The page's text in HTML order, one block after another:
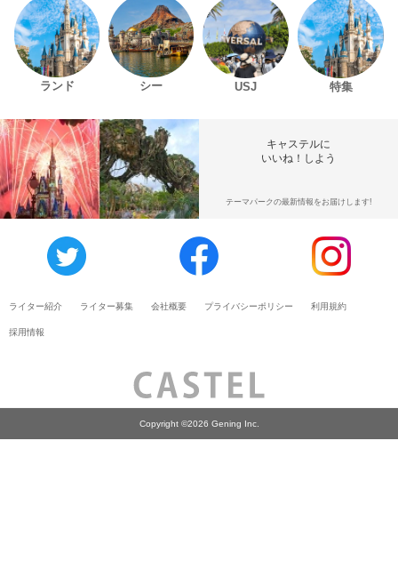
ランド シー USJ 特集
キャステルに
いいね！しよう
テーマパークの最新情報をお届けします!
ライター紹介 ライター募集 会社概要 プライバシーポリシー 利用規約
採用情報
Copyright ©2026 Gening Inc.